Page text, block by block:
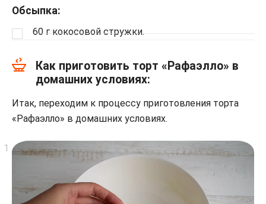
Обсыпка:
60 г кокосовой стружки.
Как приготовить торт «Рафаэлло» в
домашних условиях:
Итак, переходим к процессу приготовления торта
«Рафаэлло» в домашних условиях.